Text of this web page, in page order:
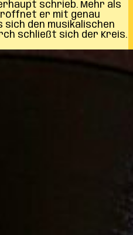
schrieb. Mehr als
er mit genau
sich den musikalischen
schließt sich der Kreis.